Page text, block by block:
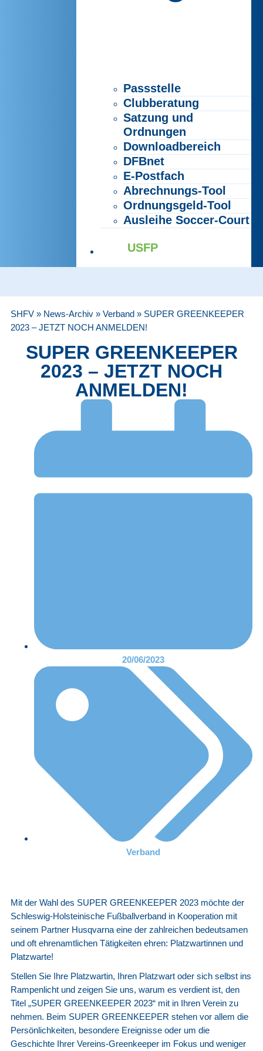
Passstelle
Clubberatung
Satzung und
Ordnungen
Downloadbereich
DFBnet
E-Postfach
Abrechnungs-Tool
Ordnungsgeld-Tool
Ausleihe Soccer-Court
USFP
SHFV» News-Archiv» Verband» SUPER GREENKEEPER
2023 – JETZT NOCH ANMELDEN!
SUPER GREENKEEPER
2023 – JETZT NOCH
ANMELDEN!
20/06/2023
Verband
Mit der Wahl des SUPER GREENKEEPER 2023 möchte der
Schleswig-Holsteinische Fußballverband in Kooperation mit
seinem Partner Husqvarna eine der zahlreichen bedeutsamen
und oft ehrenamtlichen Tätigkeiten ehren: Platzwartinnen und
Platzwarte!
Stellen Sie Ihre Platzwartin, Ihren Platzwart oder sich selbst ins
Rampenlicht und zeigen Sie uns, warum es verdient ist, den
Titel „SUPER GREENKEEPER 2023“ mit in Ihren Verein zu
nehmen. Beim SUPER GREENKEEPER stehen vor allem die
Persönlichkeiten, besondere Ereignisse oder um die
Geschichte Ihrer Vereins-Greenkeeper im Fokus und weniger